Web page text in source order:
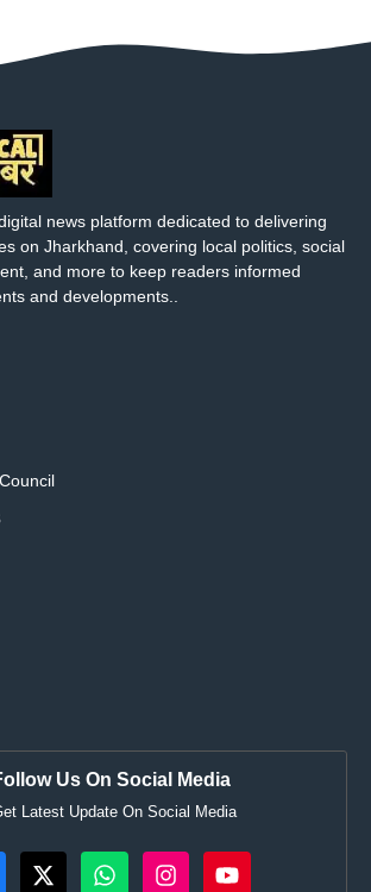
news platform dedicated to delivering
on Jharkhand, covering local politics, social
and more to keep readers informed
and developments..
Us On Social Media
Latest Update On Social Media